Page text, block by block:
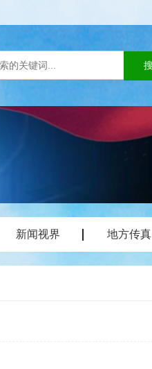
新闻视界 地方传真